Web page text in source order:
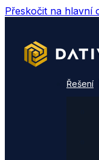
Přeskočit na hlavní
Řešení